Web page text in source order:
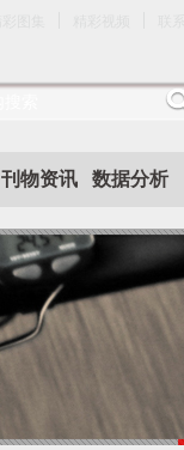
刊物资讯 数据分析